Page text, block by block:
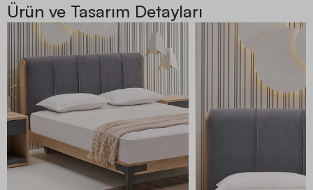
Ürün ve Tasarım Detayları